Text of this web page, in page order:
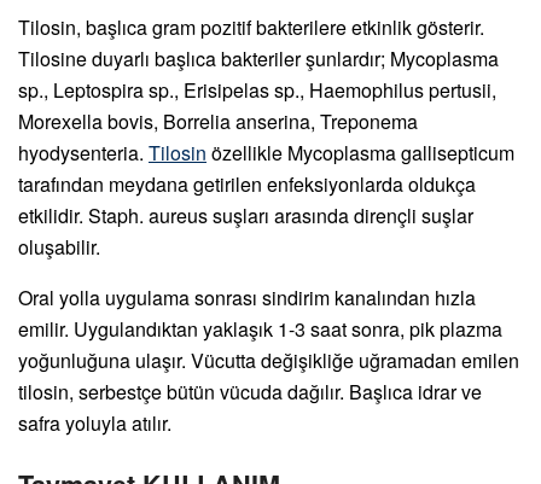
Tilosin, başlıca gram pozitif bakterilere etkinlik gösterir.
Tilosine duyarlı başlıca bakteriler şunlardır; Mycoplasma
sp., Leptospira sp., Erisipelas sp., Haemophilus pertusii,
Morexella bovis, Borrelia anserina, Treponema
hyodysenteria. Tilosin özellikle Mycoplasma gallisepticum
tarafından meydana getirilen enfeksiyonlarda oldukça
etkilidir. Staph. aureus suşları arasında dirençli suşlar
oluşabilir.
Oral yolla uygulama sonrası sindirim kanalından hızla
emilir. Uygulandıktan yaklaşık 1-3 saat sonra, pik plazma
yoğunluğuna ulaşır. Vücutta değişikliğe uğramadan emilen
tilosin, serbestçe bütün vücuda dağılır. Başlıca idrar ve
safra yoluyla atılır.